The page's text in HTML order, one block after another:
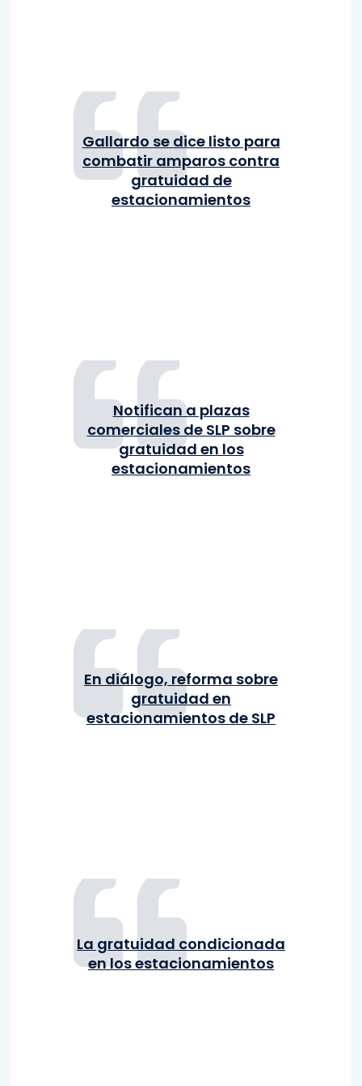
Gallardo se dice listo para
combatir amparos contra
gratuidad de
estacionamientos
Notifican a plazas
comerciales de SLP sobre
gratuidad en los
estacionamientos
En diálogo, reforma sobre
gratuidad en
estacionamientos de SLP
La gratuidad condicionada
en los estacionamientos